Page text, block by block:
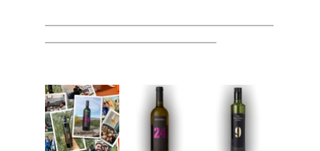
────────────────────
───────────────